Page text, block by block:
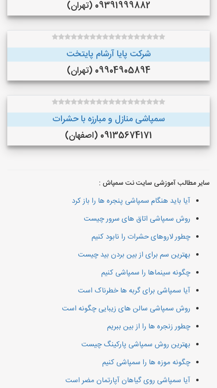
09391999882 (تهران)
شرکت پایا آرشام پایتخت
09904905894 (تهران)
سمپاشی منازل و مبارزه با حشرات
09135674171 (اصفهان)
سایر مطالب آموزشی سایت نت سمپاش :
آیا باید هنگام سمپاشی پنجره ها را باز کرد
روش سمپاشی اتاق های سرور چیست
چطور لاروهای حشرات را نابود کنیم
بهترین سم برای از بین بردن بید چیست
چگونه سینماها را سمپاشی کنیم
آیا سمپاشی برای گربه ها خطرناک است
روش سمپاشی سالن های زیبایی چگونه است
چطور زنجره ها را از بین ببریم
بهترین روش سمپاشی پارکینگ چیست
چگونه موزه ها را سمپاشی کنیم
آیا سمپاشی روی گیاهان آپارتمان مضر است